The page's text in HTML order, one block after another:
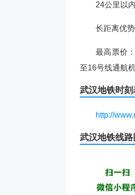
‌24公里以
长距离优
最高票价‌
至16号线通航机
武汉地铁时刻
http://
武汉地铁线路